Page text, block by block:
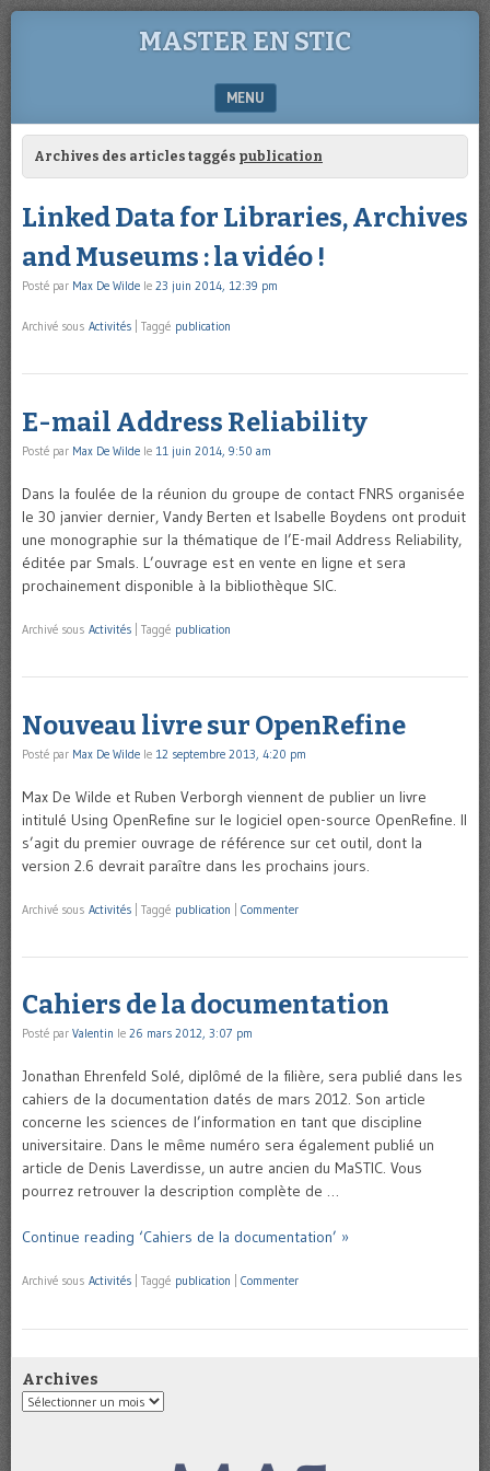
MASTER EN STIC
MENU
SKIP TO CONTENT
Archives des articles taggés publication
Linked Data for Libraries, Archives
and Museums : la vidéo !
Posté par Max De Wilde le 23 juin 2014, 12:39 pm
Archivé sous Activités Taggé publication
E-mail Address Reliability
Posté par Max De Wilde le 11 juin 2014, 9:50 am
Dans la foulée de la réunion du groupe de contact FNRS organisée
le 30 janvier dernier, Vandy Berten et Isabelle Boydens ont produit
une monographie sur la thématique de l’E-mail Address Reliability,
éditée par Smals. L’ouvrage est en vente en ligne et sera
prochainement disponible à la bibliothèque SIC.
Archivé sous Activités Taggé publication
Nouveau livre sur OpenRefine
Posté par Max De Wilde le 12 septembre 2013, 4:20 pm
Max De Wilde et Ruben Verborgh viennent de publier un livre
intitulé Using OpenRefine sur le logiciel open-source OpenRefine. Il
s’agit du premier ouvrage de référence sur cet outil, dont la
version 2.6 devrait paraître dans les prochains jours.
Archivé sous Activités Taggé publication Commenter
Cahiers de la documentation
Posté par Valentin le 26 mars 2012, 3:07 pm
Jonathan Ehrenfeld Solé, diplômé de la filière, sera publié dans les
cahiers de la documentation datés de mars 2012. Son article
concerne les sciences de l’information en tant que discipline
universitaire. Dans le même numéro sera également publié un
article de Denis Laverdisse, un autre ancien du MaSTIC. Vous
pourrez retrouver la description complète de …
Continue reading ‘Cahiers de la documentation’ »
Archivé sous Activités Taggé publication Commenter
Archives
Archives